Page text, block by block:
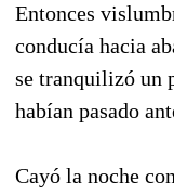
Entonces
conducía hacia
se tranquilizó un
habían pasado
Cayó la noche